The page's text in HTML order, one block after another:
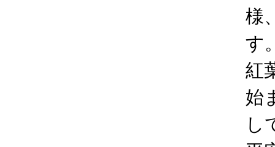
様
す
紅
始
し